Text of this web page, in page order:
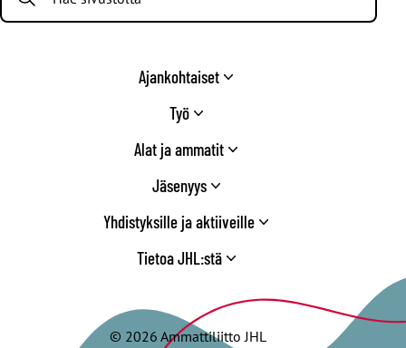
Ajankohtaiset
Työ
Alat ja ammatit
Jäsenyys
Yhdistyksille ja aktiiveille
Tietoa JHL:stä
© 2026 Ammattiliitto JHL